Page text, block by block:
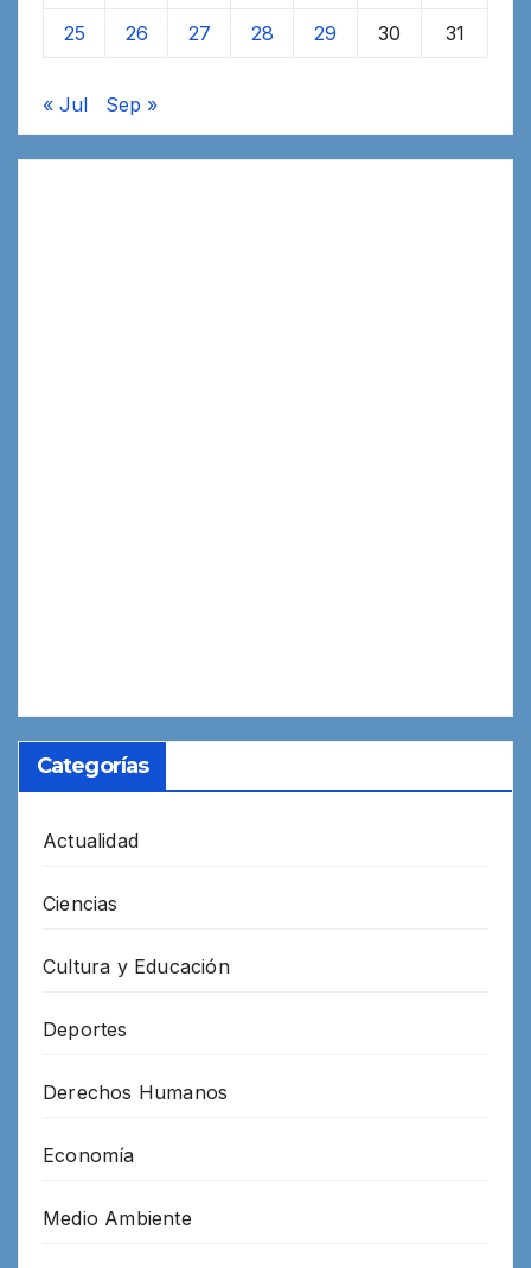
25 26 27 28 29 30 31
« Jul Sep »
Categorías
Actualidad
Ciencias
Cultura y Educación
Deportes
Derechos Humanos
Economía
Medio Ambiente